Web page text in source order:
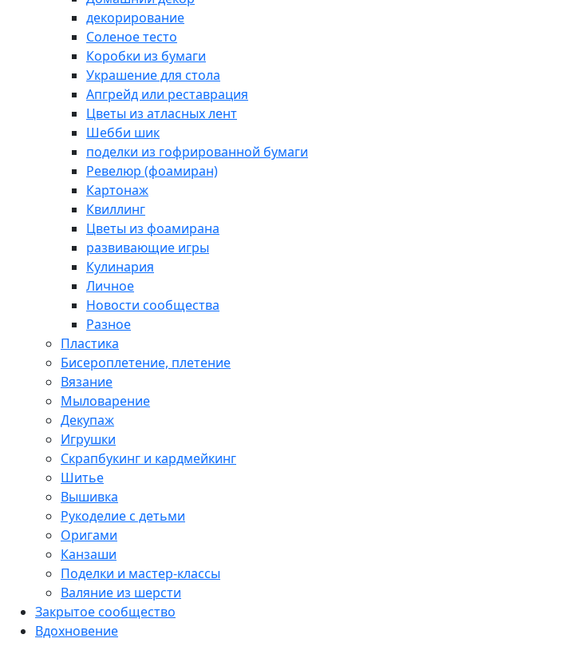
декорирование
Соленое тесто
Коробки из бумаги
Украшение для стола
Апгрейд или реставрация
Цветы из атласных лент
Шебби шик
поделки из гофрированной бумаги
Ревелюр (фоамиран)
Картонаж
Квиллинг
Цветы из фоамирана
развивающие игры
Кулинария
Личное
Новости сообщества
Разное
Пластика
Бисероплетение, плетение
Вязание
Мыловарение
Декупаж
Игрушки
Скрапбукинг и кардмейкинг
Шитье
Вышивка
Рукоделие с детьми
Оригами
Канзаши
Поделки и мастер-классы
Валяние из шерсти
Закрытое сообщество
Вдохновение